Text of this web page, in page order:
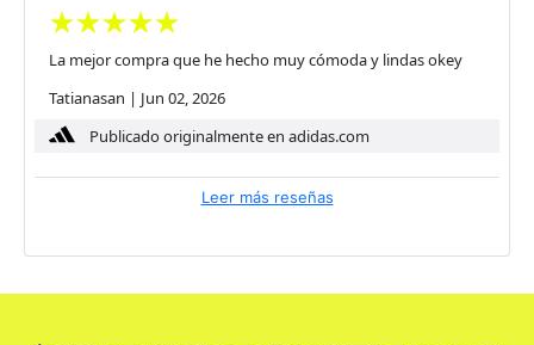
La mejor compra que he hecho muy cómoda y lindas okey
Tatianasan | Jun 02, 2026
Publicado originalmente en adidas.com
Leer más reseñas